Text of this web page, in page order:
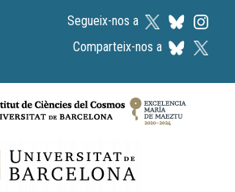
Segueix-nos a
Comparteix-nos a